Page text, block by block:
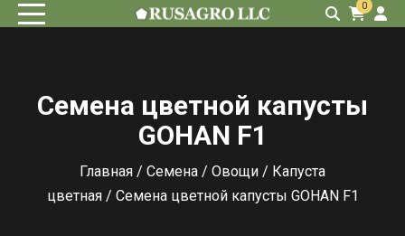
0
Семена цветной капусты
GOHAN F1
Главная / Семена / Овощи / Капуста
цветная/ Семена цветной капусты GOHAN F1